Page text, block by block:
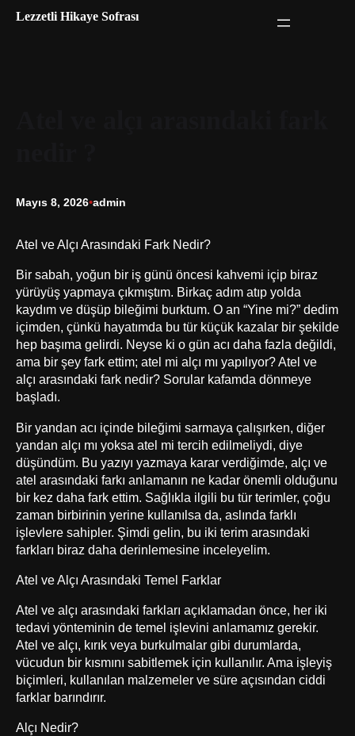
Lezzetli Hikaye Sofrası
Mayıs 8, 2026•admin
Atel ve Alçı Arasındaki Fark Nedir?
Bir sabah, yoğun bir iş günü öncesi kahvemi içip biraz
yürüyüş yapmaya çıkmıştım. Birkaç adım atıp yolda
kaydım ve düşüp bileğimi burktum. O an “Yine mi?” dedim
içimden, çünkü hayatımda bu tür küçük kazalar bir şekilde
hep başıma gelirdi. Neyse ki o gün acı daha fazla değildi,
ama bir şey fark ettim; atel mi alçı mı yapılıyor? Atel ve
alçı arasındaki fark nedir? Sorular kafamda dönmeye
başladı.
Bir yandan acı içinde bileğimi sarmaya çalışırken, diğer
yandan alçı mı yoksa atel mi tercih edilmeliydi, diye
düşündüm. Bu yazıyı yazmaya karar verdiğimde, alçı ve
atel arasındaki farkı anlamanın ne kadar önemli olduğunu
bir kez daha fark ettim. Sağlıkla ilgili bu tür terimler, çoğu
zaman birbirinin yerine kullanılsa da, aslında farklı
işlevlere sahipler. Şimdi gelin, bu iki terim arasındaki
farkları biraz daha derinlemesine inceleyelim.
Atel ve Alçı Arasındaki Temel Farklar
Atel ve alçı arasındaki farkları açıklamadan önce, her iki
tedavi yönteminin de temel işlevini anlamamız gerekir.
Atel ve alçı, kırık veya burkulmalar gibi durumlarda,
vücudun bir kısmını sabitlemek için kullanılır. Ama işleyiş
biçimleri, kullanılan malzemeler ve süre açısından ciddi
farklar barındırır.
Alçı Nedir?